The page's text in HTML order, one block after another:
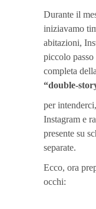
Durante il
iniziavamo
abitazioni,
piccolo
completa
“double-
per
Instagram e
presente su
separate.
Ecco, ora
occhi: